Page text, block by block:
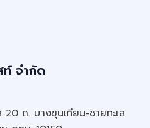
ท์ จำกัด
20 ถ. บางขุนเทียน-ชายทะเล